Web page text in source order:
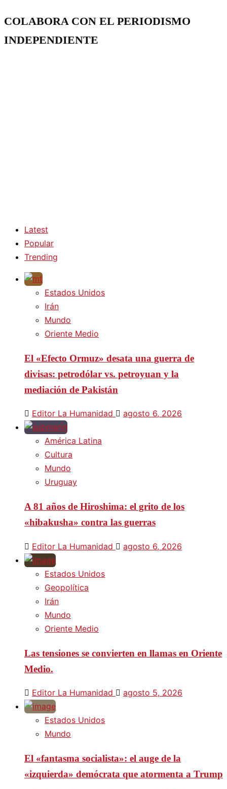
COLABORA CON EL PERIODISMO
INDEPENDIENTE
Latest
Popular
Trending
Estados Unidos
Irán
Mundo
Oriente Medio
El «Efecto Ormuz» desata una guerra de
divisas: petrodólar vs. petroyuan y la
mediación de Pakistán
Editor La Humanidad agosto 6, 2026
América Latina
Cultura
Mundo
Uruguay
A 81 años de Hiroshima: el grito de los
«hibakusha» contra las guerras
Editor La Humanidad agosto 6, 2026
Estados Unidos
Geopolítica
Irán
Mundo
Oriente Medio
Las tensiones se convierten en llamas en Oriente
Medio.
Editor La Humanidad agosto 5, 2026
Estados Unidos
Mundo
El «fantasma socialista»: el auge de la
«izquierda» demócrata que atormenta a Trump